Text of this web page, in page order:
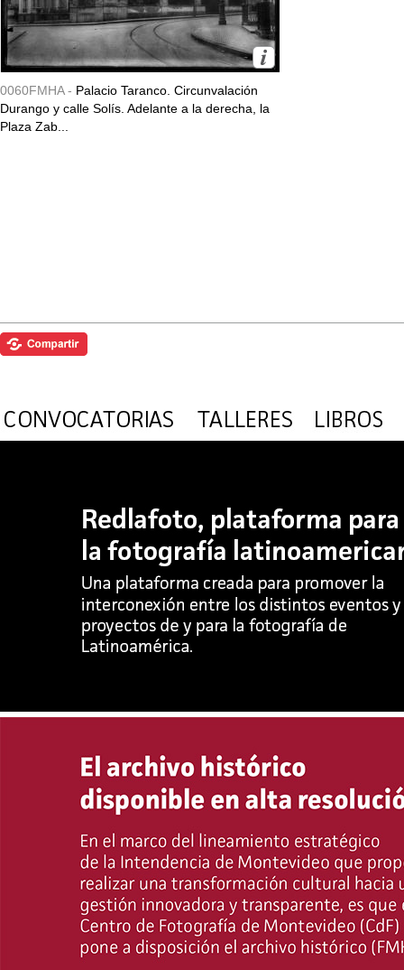
0060FMHA - Palacio Taranco. Circunvalación
Durango y calle Solís. Adelante a la derecha, la
Plaza Zab...